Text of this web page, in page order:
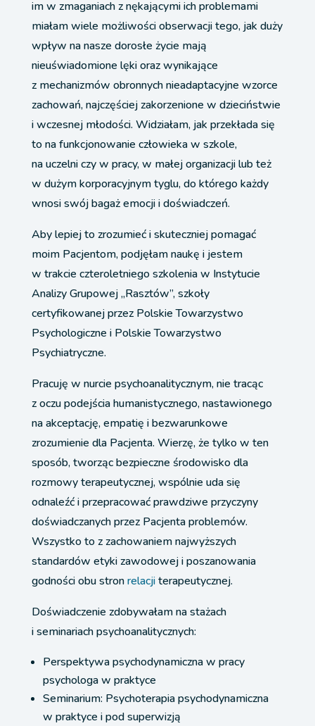
im w zmaganiach z nękającymi ich problemami
miałam wiele możliwości obserwacji tego, jak duży
wpływ na nasze dorosłe życie mają
nieuświadomione lęki oraz wynikające
z mechanizmów obronnych nieadaptacyjne wzorce
zachowań, najczęściej zakorzenione w dzieciństwie
i wczesnej młodości. Widziałam, jak przekłada się
to na funkcjonowanie człowieka w szkole,
na uczelni czy w pracy, w małej organizacji lub też
w dużym korporacyjnym tyglu, do którego każdy
wnosi swój bagaż emocji i doświadczeń.
Aby lepiej to zrozumieć i skuteczniej pomagać
moim Pacjentom, podjęłam naukę i jestem
w trakcie czteroletniego szkolenia w Instytucie
Analizy Grupowej „Rasztów”, szkoły
certyfikowanej przez Polskie Towarzystwo
Psychologiczne i Polskie Towarzystwo
Psychiatryczne.
Pracuję w nurcie psychoanalitycznym, nie tracąc
z oczu podejścia humanistycznego, nastawionego
na akceptację, empatię i bezwarunkowe
zrozumienie dla Pacjenta. Wierzę, że tylko w ten
sposób, tworząc bezpieczne środowisko dla
rozmowy terapeutycznej, wspólnie uda się
odnaleźć i przepracować prawdziwe przyczyny
doświadczanych przez Pacjenta problemów.
Wszystko to z zachowaniem najwyższych
standardów etyki zawodowej i poszanowania
godności obu stronrelacjiterapeutycznej.
Doświadczenie zdobywałam na stażach
i seminariach psychoanalitycznych:
Perspektywa psychodynamiczna w pracy
psychologa w praktyce
Seminarium: Psychoterapia psychodynamiczna
w praktyce i pod superwizją